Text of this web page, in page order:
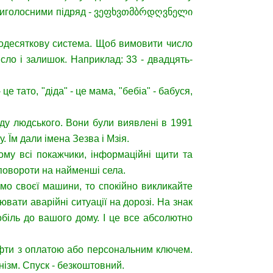
підряд - ვეფხვთმბრდღვნელი
система. Щоб вимовити число
і залишок. Наприклад: 33 - двадцять-
це тато, "діда" - це мама, "бебіа" - бабуся,
людського. Вони були виявлені в 1991
Їм дали імена Зезва і Мзія.
всі покажчики, інформаційні щити та
на найменші села.
своєї машини, то спокійно викликайте
аварійні ситуації на дорозі. На знак
до вашого дому. І це все абсолютно
з оплатою або персональним ключем.
Спуск - безкоштовний.